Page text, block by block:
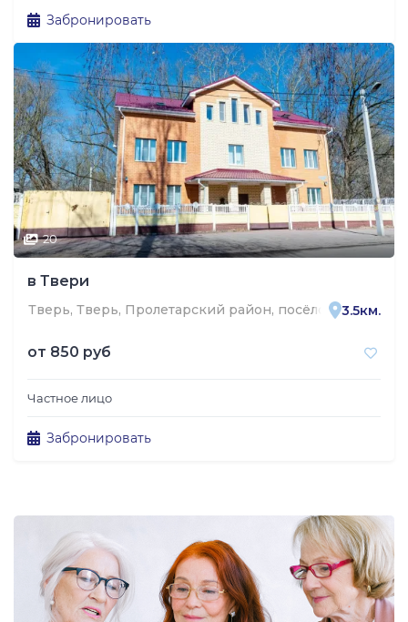
Забронировать
20
в Твери
Тверь, Тверь, Пролетарский район, посёлок3.5км.
от 850 руб
Частное лицо
Забронировать